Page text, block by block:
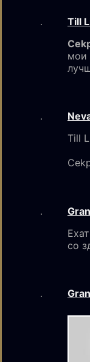
Till
мои
Till
со